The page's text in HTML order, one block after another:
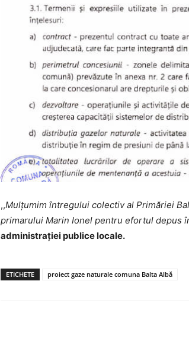
,,Mulțumim întregului colectiv al Primăriei
primarului Marin Ionel pentru efortul depus
administrației publice locale.
ETICHETE proiect gaze naturale comuna Balta Albă